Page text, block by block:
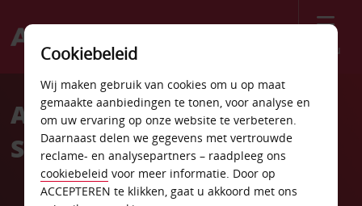
Menu
Welcome
AvisAutoverhuur Luchthaven
Santiago
Cookiebeleid
Wij maken gebruik van cookies om u op maat
gemaakte aanbiedingen te tonen, voor analyse en
om uw ervaring op onze website te verbeteren.
Daarnaast delen we gegevens met vertrouwde
reclame- en analysepartners – raadpleeg ons
cookiebeleid voor meer informatie. Door op
ACCEPTEREN te klikken, gaat u akkoord met ons